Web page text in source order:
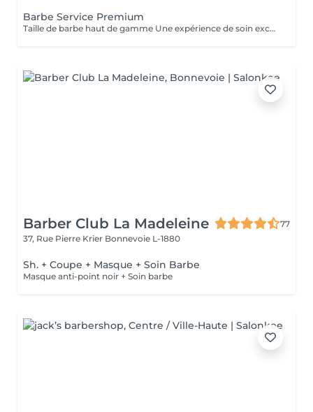
Barbe Service Premium
Taille de barbe haut de gamme Une expérience de soin exceptionnelle. Ce soin comprend la mise en forme et le contour de la barbe, l'application d'une serviette chaude pour un confort optimal, un massage facial relaxant et une finition avec des produits de qualité supérieure, pour un résultat impeccable et un moment de pur bien-être.
Barber Club La Madeleine
77
37, Rue Pierre Krier Bonnevoie L-1880
Sh. + Coupe + Masque + Soin Barbe
Masque anti-point noir + Soin barbe